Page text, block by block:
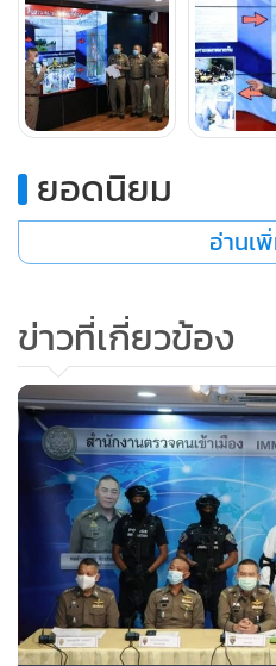
รำคาญแก่สาธารณชน”
น.ส.วรรณ (นามสมมติ) อายุ 30
หนังสือเดินทางสัญชาติลาว ซึ่ง
แอบแฝง จึงแจ้งข้อกล่าวหา “เข้
ประเวณี เพื่อประโยชน์ในการค้
ส่วน นางจา (นามสมมติ) อายุ
ประเวณีแม้บุคคลนั้นยินยอมก็ตา
ได้นำตัวบุคคลทั้ง 3 คน ส่งพนัก
ดำเนินคดีต่อไป
ยอดนิยม
อ่านเ
ข่าวที่เกี่ยวข้อง